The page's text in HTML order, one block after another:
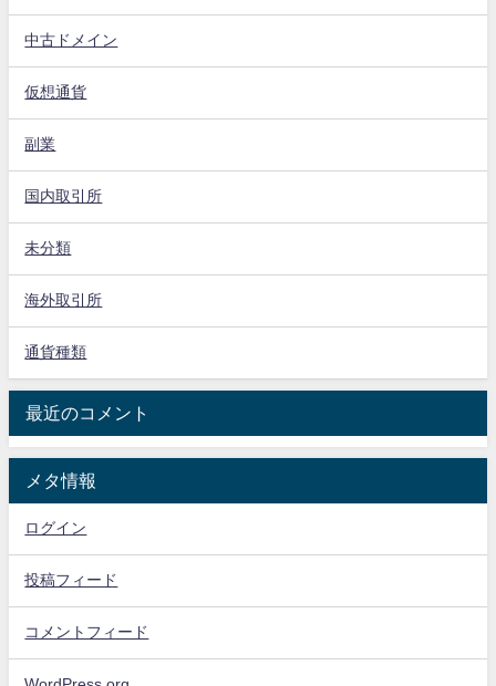
中古ドメイン
仮想通貨
副業
国内取引所
未分類
海外取引所
通貨種類
最近のコメント
メタ情報
ログイン
投稿フィード
コメントフィード